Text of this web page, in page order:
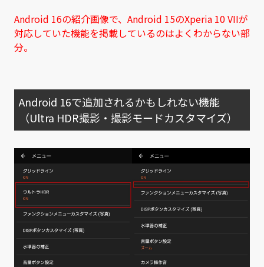
Android 16の紹介画像で、Android 15のXperia 10 VIIが
対応していた機能を掲載しているのはよくわからない部
分。
Android 16で追加されるかもしれない機能
（Ultra HDR撮影・撮影モードカスタマイズ）